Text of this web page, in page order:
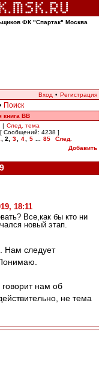
ФК "Спартак" Москва
Вход • Регистрация
Поиск
книга ВВ
| След. тема
[ Сообщений: 4238 ]
2 3 4 5 85
След.
Добавить
18:11
Все,как бы кто ни
новый этап.
Нам следует
нам об
не тема